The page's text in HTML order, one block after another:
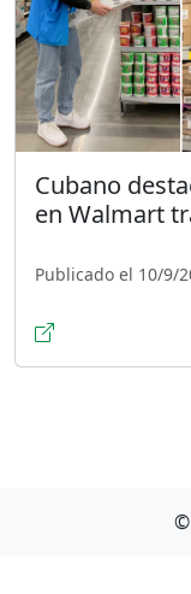
Cubano
en Walmart
Publicado el 10/9/
©